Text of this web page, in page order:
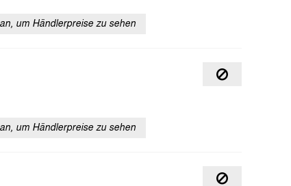
um Händlerpreise zu sehen
um Händlerpreise zu sehen